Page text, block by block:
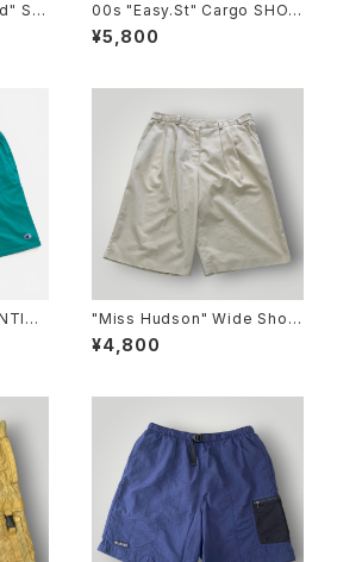
ST
Shor
00s "Easy.St" Cargo SHOR
TS カーゴ ショートパンツ [36]
¥5,800
SH
ンテ
"Miss Hudson" Wide Short
s ミスハドソン ワイドショートパ
ンツ [44]
¥4,800